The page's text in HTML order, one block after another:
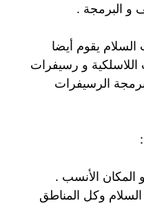
و البرمجة .
يقوم أيضا
و رسيفرات
الرسيفرات
المكان الأنسب .
وكل المناطق